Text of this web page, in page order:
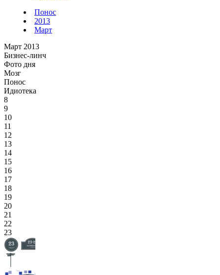
Понос
2013
Март
Март 2013
Бизнес-линч
Фото дня
Мозг
Понос
Идиотека
8
9
10
11
12
13
14
15
16
17
18
19
20
21
22
23